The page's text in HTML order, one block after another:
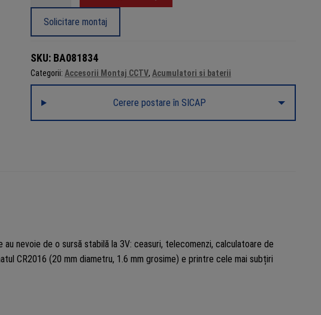
3V
90mAh,
mm,
blister
Solicitare montaj
SKU: BA081834
Categorii: Accesorii Montaj CCTV, Acumulatori si baterii
Cerere postare în SICAP
nevoie de o sursă stabilă la 3V: ceasuri, telecomenzi, calculatoare de
CR2016 (20 mm diametru, 1.6 mm grosime) e printre cele mai subțiri